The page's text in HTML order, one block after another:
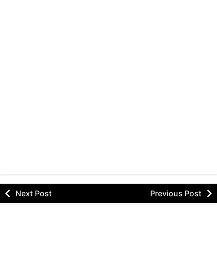
Next Post Previous Post